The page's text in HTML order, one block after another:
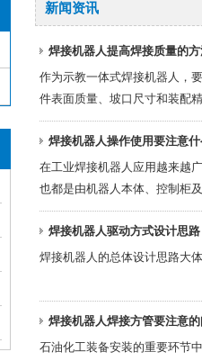
新闻资讯
焊接机器人提高焊接质量的
作为示教一体式焊接机器人，
件表面质量、坡口尺寸和装配
焊接机器人操作使用要注意
在工业焊接机器人应用越来越
也都是由机器人本体、控制柜
焊接机器人驱动方式设计思路
焊接机器人的总体设计思路大
焊接机器人焊接方管要注意
石油化工装备安装的重要环节